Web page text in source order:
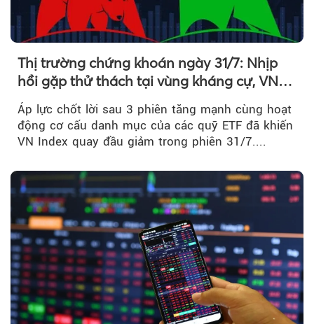
Thị trường chứng khoán ngày 31/7: Nhịp
hồi gặp thử thách tại vùng kháng cự, VN
Index giảm gần 9 điểm trong phiên cuối...
Áp lực chốt lời sau 3 phiên tăng mạnh cùng hoạt
động cơ cấu danh mục của các quỹ ETF đã khiến
VN Index quay đầu giảm trong phiên 31/7....